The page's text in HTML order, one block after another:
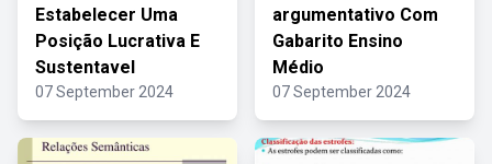
Estabelecer Uma
Posição Lucrativa E
Sustentavel
07 September 2024
argumentativo Com
Gabarito Ensino
Médio
07 September 2024